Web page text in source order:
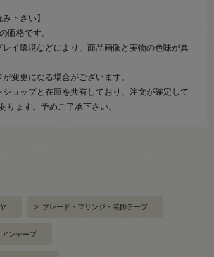
下さい】
価格です。
レイ環境などにより、商品画像と実物の色味が異
変更になる場合がございます。
ショップと在庫を共有しており、注文が確定して
ります。予めご了承下さい。
> ブレード・フリンジ・装飾テープ
ンテープ